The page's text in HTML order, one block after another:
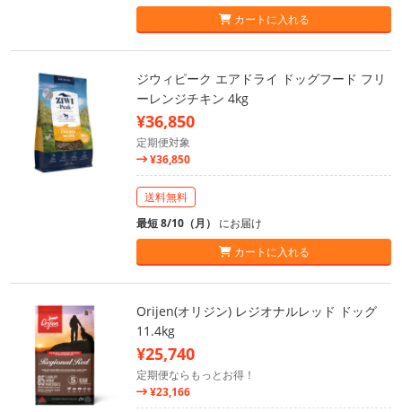
カートに入れる
ジウィピーク エアドライ ドッグフード フリ
ーレンジチキン 4kg
¥36,850
定期便対象
¥36,850
送料無料
最短 8/10（月） にお届け
カートに入れる
Orijen(オリジン) レジオナルレッド ドッグ
11.4kg
¥25,740
定期便ならもっとお得！
¥23,166